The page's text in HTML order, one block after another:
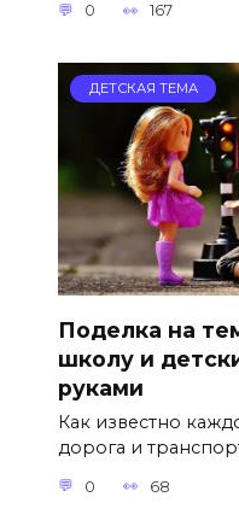
0 167
ДЕТСКАЯ ТЕМА
Поделка на
школу и
руками
Как известно
дорога и
0 68